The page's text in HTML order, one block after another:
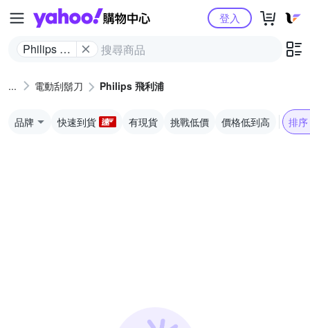
Yahoo購物中心
Philips 飛
登入
電動刮鬍刀 Philips 飛利浦
品牌 快速到貨 有現貨 挑戰低價 價格低到高 排序